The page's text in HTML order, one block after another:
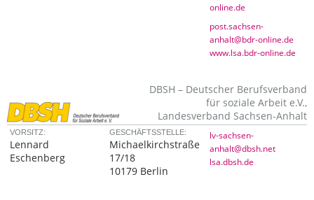
online.de
post.sachsen-
anhalt@bdr-online.de
www.lsa.bdr-online.de
DBSH – Deutscher Berufsverband
für soziale Arbeit e.V.,
Landesverband Sachsen-Anhalt
VORSITZ:
Lennard
Eschenberg
GESCHÄFTSSTELLE:
Michaelkirchstraße
17/18
10179 Berlin
lv-sachsen-
anhalt@dbsh.net
lsa.dbsh.de